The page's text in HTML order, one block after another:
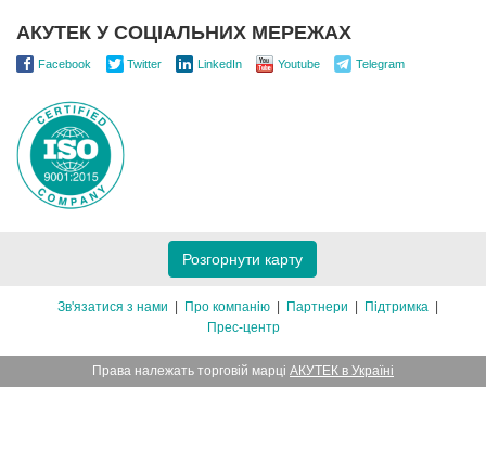
АКУТЕК У СОЦІАЛЬНИХ МЕРЕЖАХ
Facebook Twitter LinkedIn Youtube Telegram
Розгорнути карту
Зв'язатися з нами Про компанію Партнери
Підтримка
Прес-центр
Права належать торговій марці АКУТЕК в Україні